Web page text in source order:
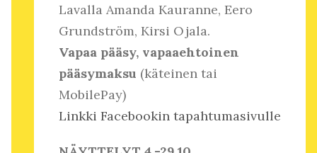
Lavalla Amanda Kauranne, Eero
Grundström, Kirsi Ojala.
Vapaa pääsy, vapaaehtoinen
pääsymaksu (käteinen tai
MobilePay)
Linkki Facebookin tapahtumasivulle